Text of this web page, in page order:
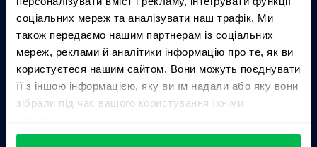
соціальних мереж та аналізувати наш трафік. Ми
також передаємо нашим партнерам із соціальних
мереж, реклами й аналітики інформацію про те, як ви
користуєтеся нашим сайтом. Вони можуть поєднувати
її з іншою інформацією, яку ви їм надали або яку вони
зібрали під час вашого користування їхніми
ChatGPT
Claude Perplexity
Business driven. People focused.